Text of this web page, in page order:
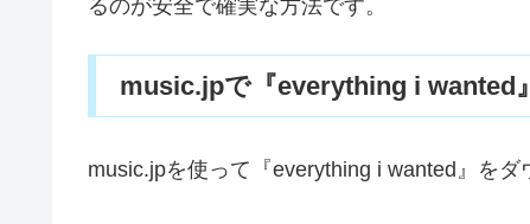
るのが安全で確実な方法です。
music.jpで『everything i wanted
music.jpを使って『everything i wanted』をダ